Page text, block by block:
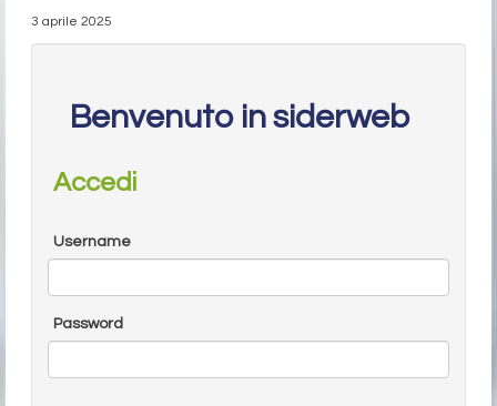
3 aprile 2025
Benvenuto in siderweb
Accedi
Username
Password